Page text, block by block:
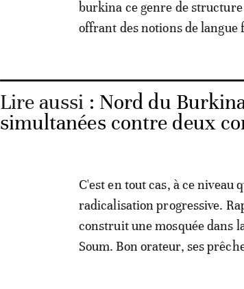
burkina ce genre de
offrant des notions de langue
Lire aussi : Nord du
simultanées contre deux
C'est en tout cas, à ce
radicalisation progressive.
construit une mosquée dans
Soum. Bon orateur, ses